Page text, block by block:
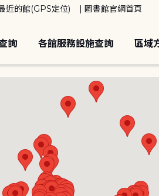
近的館(GPS定位) 圖書館官網首頁
詢 各館服務設施查詢 區域